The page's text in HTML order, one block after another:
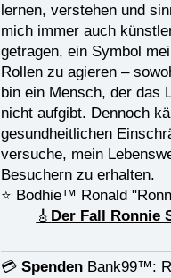
lernen, verstehen und
mich immer auch
getragen, ein Symbol
Rollen zu agieren –
bin ein Mensch, der das
nicht aufgibt. Dennoch
gesundheitlichen
versuche, mein
Besuchern zu erhalten.
⭐️ Bodhie™ Ronald
🎸 Der Fall Ronnie
💳 SpendenBank99™: